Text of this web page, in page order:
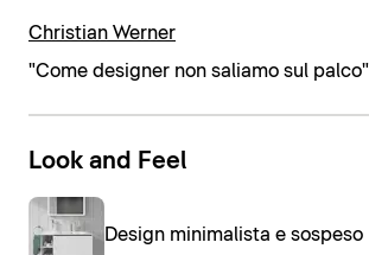
Christian Werner
"Come designer non saliamo sul palco"
Look and Feel
Design minimalista e sospeso